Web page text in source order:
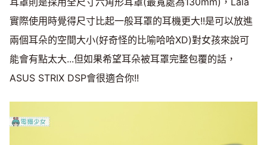
實際使用時覺得尺寸比起一般耳罩的耳機更大!!是可以放進
兩個耳朵的空間大小(好奇怪的比喻哈哈XD)對女孩來說可
能會有點太大...但如果希望耳朵被耳罩完整包覆的話，
ASUS STRIX DSP會很適合你!!